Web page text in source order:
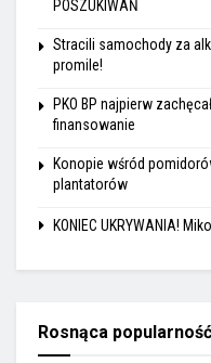
POSZUKIWAŃ
Stracili samochody za
promile!
PKO BP najpierw
finansowanie
Konopie wśród
plantatorów
KONIEC UKRYWANIA!
Rosnąca popularność